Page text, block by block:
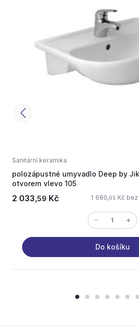
Sanitární keramika
polozápustné umyvadlo Deep by
otvorem vlevo 105
2 033,59 Kč 1 680,65 Kč bez
Do košíku